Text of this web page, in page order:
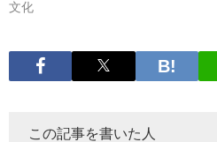
文化
この記事を書いた人